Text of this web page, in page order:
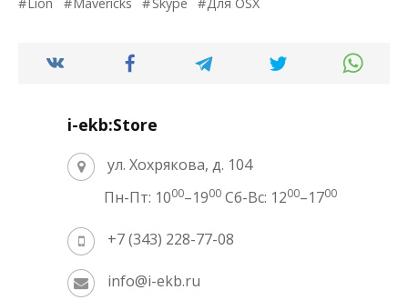
Lion Mavericks Skype Для OSX
i-ekb:Store
ул. Хохрякова, д. 104
Пн-Пт: 1000–1900 Сб-Вс: 1200–1700
+7 (343) 228-77-08
info@i-ekb.ru